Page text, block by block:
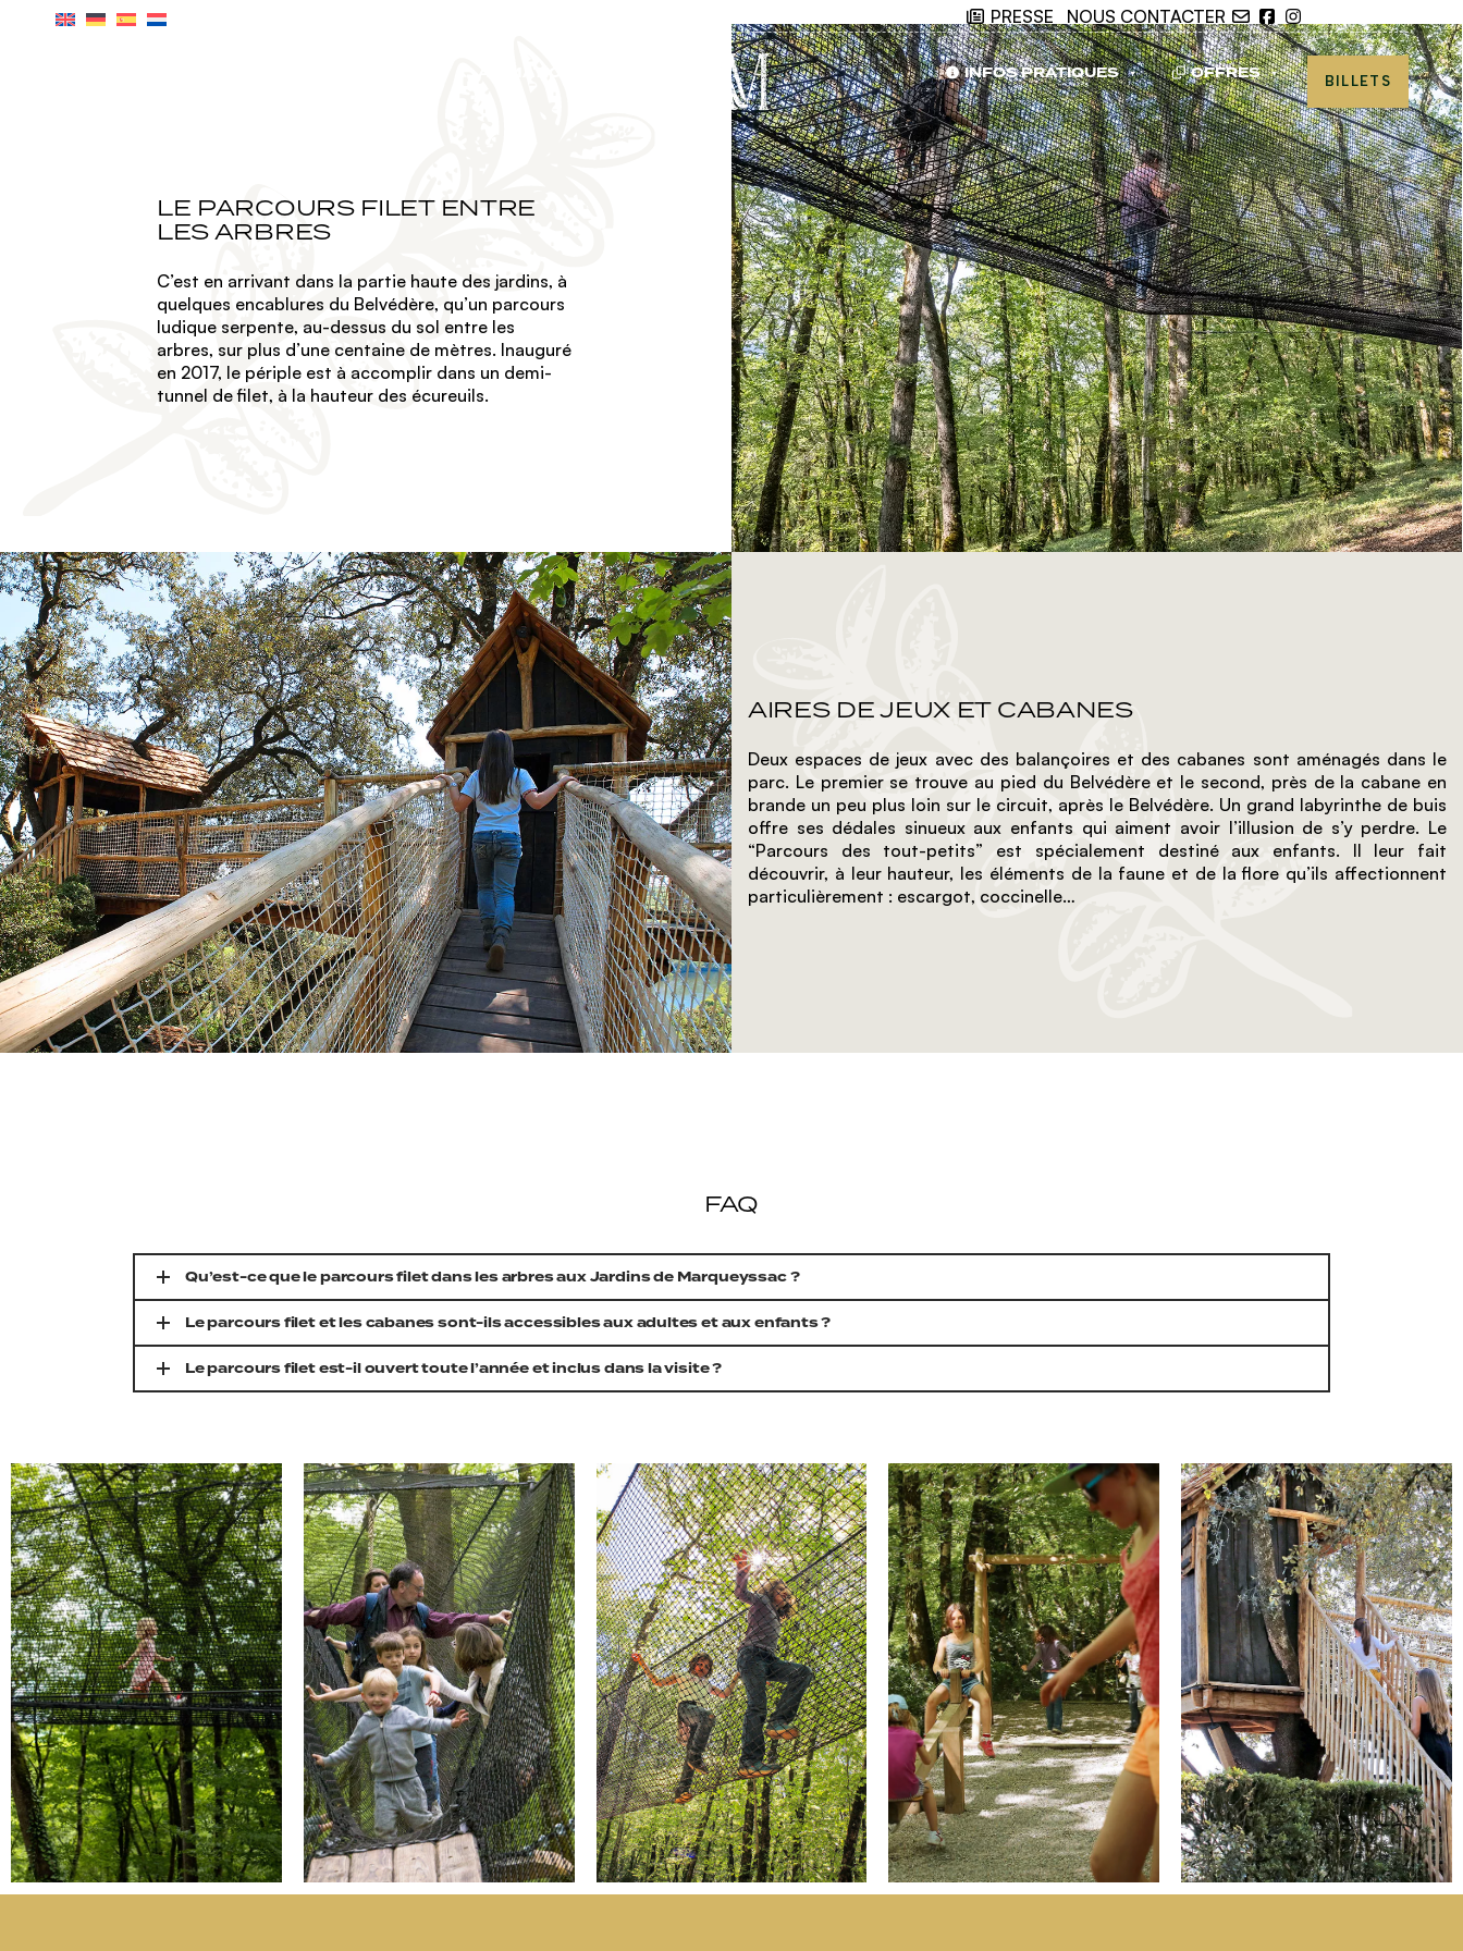
PRESSE NOUS CONTACTER
INFOS PRATIQUES OFFRES BILLETS
LE PARCOURS FILET ENTRE
LES ARBRES
C’est en arrivant dans la partie haute des jardins, à
quelques encablures du Belvédère, qu’un parcours
ludique serpente, au-dessus du sol entre les
arbres, sur plus d’une centaine de mètres. Inauguré
en 2017, le périple est à accomplir dans un demi-
tunnel de filet, à la hauteur des écureuils.
AIRES DE JEUX ET CABANES
Deux espaces de jeux avec des balançoires et des cabanes sont aménagés dans le
parc. Le premier se trouve au pied du Belvédère et le second, près de la cabane en
brande un peu plus loin sur le circuit, après le Belvédère. Un grand labyrinthe de buis
offre ses dédales sinueux aux enfants qui aiment avoir l’illusion de s’y perdre. Le
“Parcours des tout-petits” est spécialement destiné aux enfants. Il leur fait
découvrir, à leur hauteur, les éléments de la faune et de la flore qu’ils affectionnent
particulièrement : escargot, coccinelle…
FAQ
Qu’est-ce que le parcours filet dans les arbres aux Jardins de Marqueyssac ?
Le parcours filet et les cabanes sont-ils accessibles aux adultes et aux enfants ?
Le parcours filet est-il ouvert toute l’année et inclus dans la visite ?